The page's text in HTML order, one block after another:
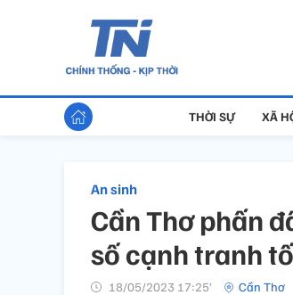
THỜI SỰ XÃ
An sinh
Cần Thơ phấn
số cạnh tranh
18/05/2023 17:25’ Cần Thơ